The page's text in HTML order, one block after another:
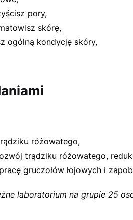
pory,
skórę,
ogólną kondycję skóry,
różowatego,
trądziku różowatego,
gruczołów łojowych i
laboratorium na grupie 25